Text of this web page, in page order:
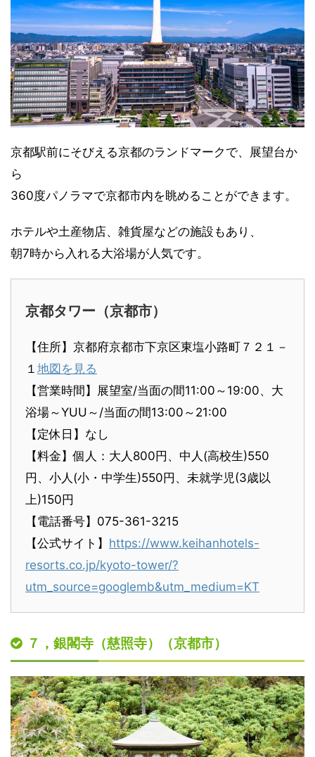
京都駅前にそびえる京都のランドマークで、展望台か
ら
360度パノラマで京都市内を眺めることができます。
ホテルや土産物店、雑貨屋などの施設もあり、
朝7時から入れる大浴場が人気です。
京都タワー（京都市）
【住所】京都府京都市下京区東塩小路町７２１－
１ 地図を見る
【営業時間】展望室/当面の間11:00～19:00、大
浴場～YUU～/当面の間13:00～21:00
【定休日】なし
【料金】個人：大人800円、中人(高校生)550
円、小人(小・中学生)550円、未就学児(3歳以
上)150円
【電話番号】075-361-3215
【公式サイト】 https://www.keihanhotels-
resorts.co.jp/kyoto-tower/?
utm_source=googlemb&utm_medium=KT
７，銀閣寺（慈照寺）（京都市）